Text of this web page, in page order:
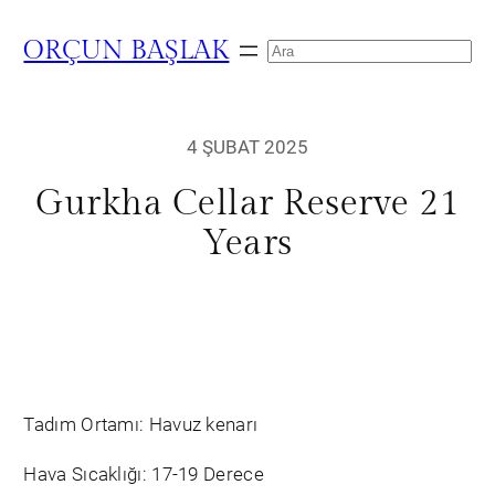
ORÇUN BAŞLAK Search
4 ŞUBAT 2025
Gurkha Cellar Reserve 21
Years
Tadım Ortamı: Havuz kenarı
Hava Sıcaklığı: 17-19 Derece